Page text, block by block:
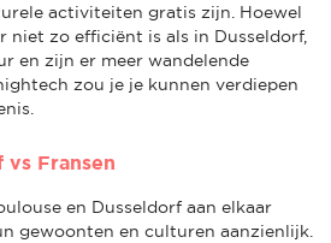
activiteiten gratis zijn. Hoewel
zo efficiënt is als in Dusseldorf,
en zijn er meer wandelende
zou je je kunnen verdiepen
vs Fransen
en Dusseldorf aan elkaar
gewoonten en culturen aanzienlijk.